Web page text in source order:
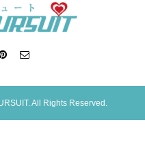
All Rights Reserved.